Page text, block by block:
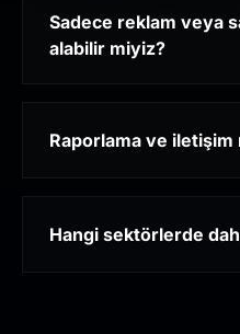
Sadece reklam veya
alabilir miyiz?
Raporlama ve iletişim
Hangi sektörlerde